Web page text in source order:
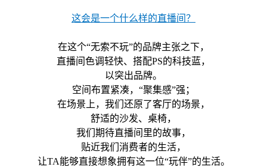
这会是一个什么样的直播间？
在这个“无索不玩”的品牌主张之下，
直播间色调轻快、搭配PS的科技蓝，
以突出品牌。
空间布置紧凑，“聚集感”强；
在场景上，我们还原了客厅的场景，
舒适的沙发、桌椅，
我们期待直播间里的故事，
贴近我们消费者的生活，
让TA能够直接想象拥有这一位“玩伴”的生活。